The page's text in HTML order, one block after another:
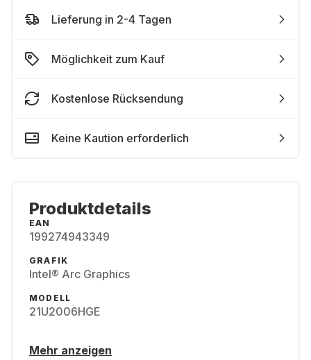
Lieferung in 2-4 Tagen
Möglichkeit zum Kauf
Kostenlose Rücksendung
Keine Kaution erforderlich
Produktdetails
EAN
199274943349
GRAFIK
Intel® Arc Graphics
MODELL
21U2006HGE
Mehr anzeigen